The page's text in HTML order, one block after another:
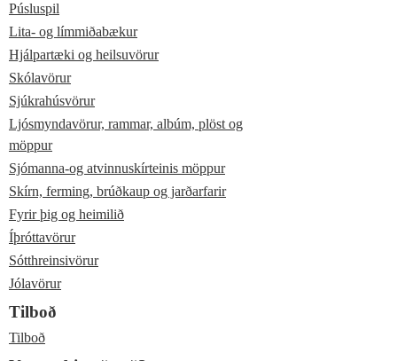
Púsluspil
Lita- og límmiðabækur
Hjálpartæki og heilsuvörur
Skólavörur
Sjúkrahúsvörur
Ljósmyndavörur, rammar, albúm, plöst og
möppur
Sjómanna-og atvinnuskírteinis möppur
Skírn, ferming, brúðkaup og jarðarfarir
Fyrir þig og heimilið
Íþróttavörur
Sótthreinsivörur
Jólavörur
Tilboð
Tilboð